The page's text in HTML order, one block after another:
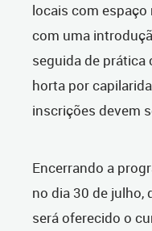
locais com
com uma
seguida de prática
horta por
inscrições devem
Encerrando a
no dia 30 de julho,
será oferecido o